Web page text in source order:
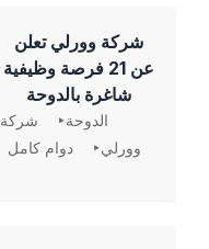
شركة وورلي تعلن
عن 21 فرصة وظيفية
شاغرة بالدوحة
الدوحة
شركة
وورلي
دوام كامل